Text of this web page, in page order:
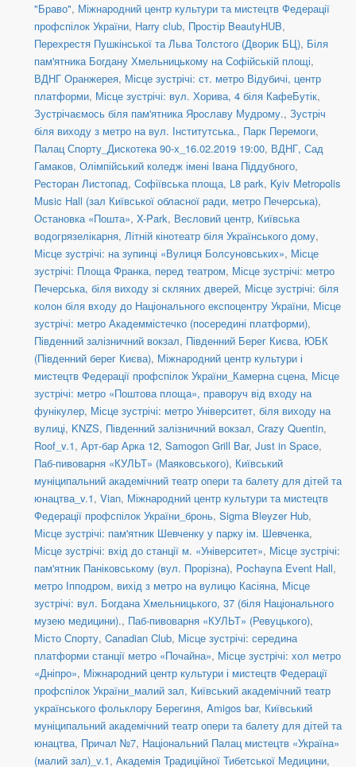
"Браво", Міжнародний центр культури та мистецтв Федерації
профспілок України, Harry club, Простір BeautyHUB,
Перехрестя Пушкінської та Льва Толстого (Дворик БЦ), Біля
пам'ятника Богдану Хмельницькому на Софійській площі,
ВДНГ Оранжерея, Місце зустрічі: ст. метро Відубичі, центр
платформи, Місце зустрічі: вул. Хорива, 4 біля КафеБутік,
Зустрічаємось біля пам'ятника Ярославу Мудрому., Зустріч
біля виходу з метро на вул. Інститутська., Парк Перемоги,
Палац Спорту_Дискотека 90-х_16.02.2019 19:00, ВДНГ, Сад
Гамаков, Олімпійський коледж імені Івана Піддубного,
Ресторан Листопад, Софіївська площа, L8 park, Kyiv Metropolis
Music Hall (зал Київської обласної ради, метро Печерська),
Остановка «Пошта», X-Park, Весловий центр, Київська
водогрязелікарня, Літній кінотеатр біля Українського дому,
Місце зустрічі: на зупинці «Вулиця Болсуновських», Місце
зустрічі: Площа Франка, перед театром, Місце зустрічі: метро
Печерська, біля виходу зі скляних дверей, Місце зустрічі: біля
колон біля входу до Національного експоцентру України, Місце
зустрічі: метро Академмістечко (посередині платформи),
Південний залізничний вокзал, Південний Берег Києва, ЮБК
(Південний берег Києва), Міжнародний центр культури і
мистецтв Федерації профспілок України_Камерна сцена, Місце
зустрічі: метро «Поштова площа», праворуч від входу на
фунікулер, Місце зустрічі: метро Університет, біля виходу на
вулиці, KNZS, Південний залізничний вокзал, Crazy Quentin,
Roof_v.1, Арт-бар Арка 12, Samogon Grill Bar, Just in Space,
Паб-пивоварня «КУЛЬТ» (Маяковського), Київський
муніципальний академічний театр опери та балету для дітей та
юнацтва_v.1, Vian, Міжнародний центр культури та мистецтв
Федерації профспілок України_бронь, Sigma Bleyzer Hub,
Місце зустрічі: пам'ятник Шевченку у парку ім. Шевченка,
Місце зустрічі: вхід до станції м. «Університет», Місце зустрічі:
пам'ятник Паніковському (вул. Прорізна), Pochayna Event Hall,
метро Іпподром, вихід з метро на вулицю Касіяна, Місце
зустрічі: вул. Богдана Хмельницького, 37 (біля Національного
музею медицини)., Паб-пивоварня «КУЛЬТ» (Ревуцького),
Місто Спорту, Canadian Club, Місце зустрічі: середина
платформи станції метро «Почайна», Місце зустрічі: хол метро
«Дніпро», Міжнародний центр культури і мистецтв Федерації
профспілок України_малий зал, Київський академічний театр
українського фольклору Берегиня, Amigos bar, Київський
муніципальний академічний театр опери та балету для дітей та
юнацтва, Причал №7, Національний Палац мистецтв «Україна»
(малий зал)_v.1, Академія Традиційної Тибетської Медицини,